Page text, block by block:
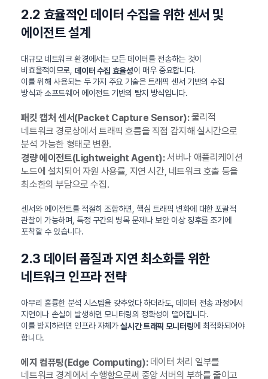
2.2 효율적인 데이터 수집을 위한 센서 및
에이전트 설계
대규모 네트워크 환경에서는 모든 데이터를 전송하는 것이
비효율적이므로, 데이터 수집 효율성이 매우 중요합니다.
이를 위해 사용되는 두 가지 주요 기술은 트래픽 센서 기반의 수집
방식과 소프트웨어 에이전트 기반의 탐지 방식입니다.
패킷 캡처 센서(Packet Capture Sensor):물리적
네트워크 경로상에서 트래픽 흐름을 직접 감지해 실시간으로
분석 가능한 형태로 변환.
경량 에이전트(Lightweight Agent):서버나 애플리케이션
노드에 설치되어 자원 사용률, 지연 시간, 네트워크 호출 등을
최소한의 부담으로 수집.
센서와 에이전트를 적절히 조합하면, 핵심 트래픽 변화에 대한 포괄적
관찰이 가능하며, 특정 구간의 병목 문제나 보안 이상 징후를 조기에
포착할 수 있습니다.
2.3 데이터 품질과 지연 최소화를 위한
네트워크 인프라 전략
아무리 훌륭한 분석 시스템을 갖추었다 하더라도, 데이터 전송 과정에서
지연이나 손실이 발생하면 모니터링의 정확성이 떨어집니다.
이를 방지하려면 인프라 자체가실시간 트래픽 모니터링에 최적화되어야
합니다.
에지 컴퓨팅(Edge Computing):데이터 처리 일부를
네트워크 경계에서 수행함으로써 중앙 서버의 부하를 줄이고